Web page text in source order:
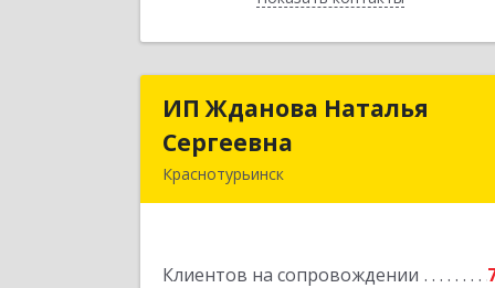
ИП Жданова Наталья
Сергеевна
Краснотурьинск
Клиентов на сопровождении
ИП Жданова Наталья